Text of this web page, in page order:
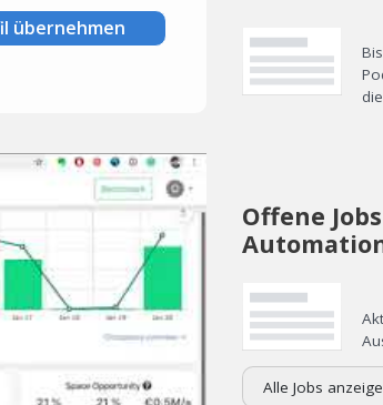
übernehmen
Offene
Alle Jobs